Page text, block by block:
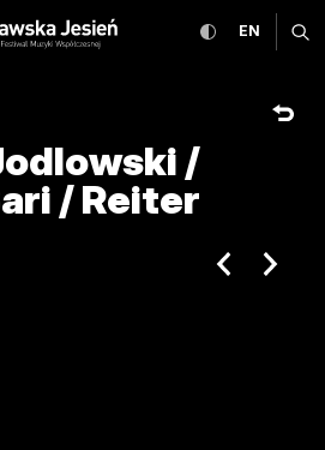
/ Witzel
przełącz
EN
/
/ Reiter
poprzedni